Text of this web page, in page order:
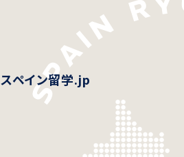
スペイン留学.jp